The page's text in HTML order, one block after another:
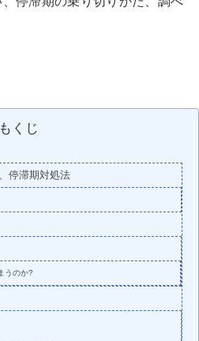
もくじ
停滞期対処法
うのか?